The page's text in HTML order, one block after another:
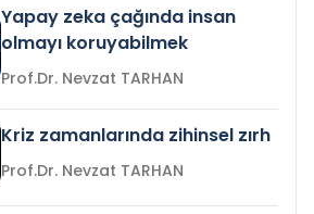
Yapay zeka çağında insan
olmayı koruyabilmek
Prof.Dr. Nevzat TARHAN
Kriz zamanlarında zihinsel zırh
Prof.Dr. Nevzat TARHAN